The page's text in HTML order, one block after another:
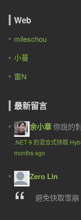
Web
mileschou
小蔓
雷N
最新留言
余小章你說的
.NET 9 的混合式快取
months ago
Zero Lin
避免快取雪崩